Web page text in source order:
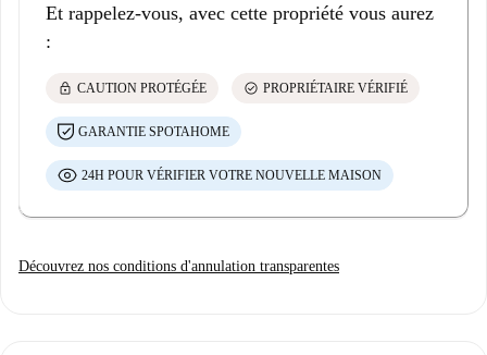
Et rappelez-vous, avec cette propriété vous aurez
:
lock CAUTION PROTÉGÉE check_circle PROPRIÉTAIRE VÉRIFIÉ
GARANTIE SPOTAHOME
24H POUR VÉRIFIER VOTRE NOUVELLE MAISON
Découvrez nos conditions d'annulation transparentes